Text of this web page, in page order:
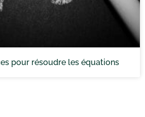
pour résoudre les équations